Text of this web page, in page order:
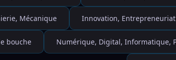
Mécanique Innovation, Entrepreneuriat
bouche Numérique, Digital, Informatique,